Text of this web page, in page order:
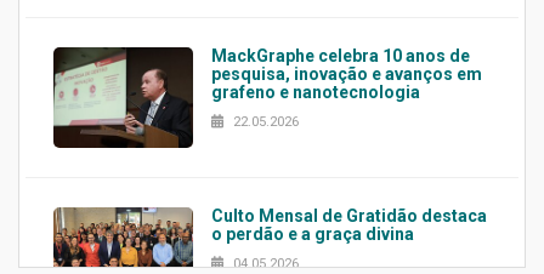
MackGraphe celebra 10 anos de
pesquisa, inovação e avanços em
grafeno e nanotecnologia
22.05.2026
Culto Mensal de Gratidão destaca
o perdão e a graça divina
04.05.2026